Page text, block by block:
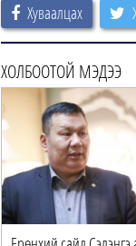
Хуваалцах
ХОЛБООТОЙ МЭДЭЭ